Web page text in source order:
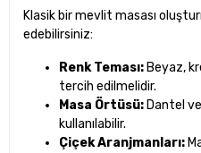
Klasik bir mevlit masası
edebilirsiniz:
Renk Teması: Beyaz,
tercih edilmelidir.
Masa Örtüsü: Dantel
kullanılabilir.
Çiçek Aranjmanları: